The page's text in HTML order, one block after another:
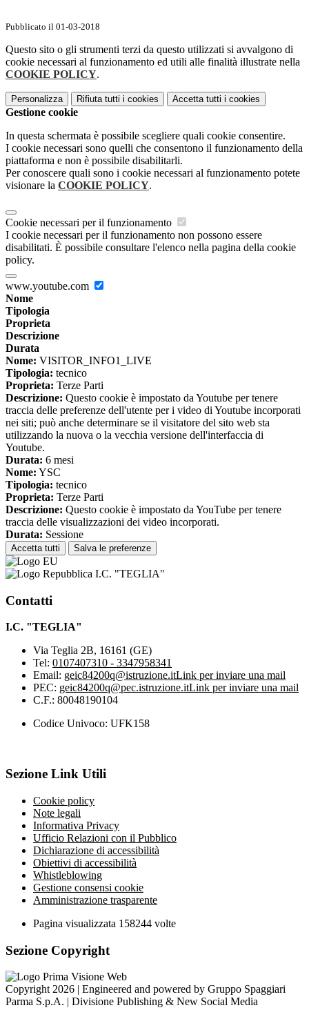
Pubblicato il 01-03-2018
Questo sito o gli strumenti terzi da questo utilizzati si avvalgono di
cookie necessari al funzionamento ed utili alle finalità illustrate nella
COOKIE POLICY.
Personalizza Rifiuta tutti i cookies Accetta tutti i cookies
Gestione cookie
In questa schermata è possibile scegliere quali cookie consentire.
I cookie necessari sono quelli che consentono il funzionamento della
piattaforma e non è possibile disabilitarli.
Per conoscere quali sono i cookie necessari al funzionamento potete
visionare la COOKIE POLICY.
Cookie necessari per il funzionamento
I cookie necessari per il funzionamento non possono essere
disabilitati. È possibile consultare l'elenco nella pagina della cookie
policy.
www.youtube.com
Nome
Tipologia
Proprieta
Descrizione
Durata
Nome: VISITOR_INFO1_LIVE
Tipologia: tecnico
Proprieta: Terze Parti
Descrizione: Questo cookie è impostato da Youtube per tenere
traccia delle preferenze dell'utente per i video di Youtube incorporati
nei siti; può anche determinare se il visitatore del sito web sta
utilizzando la nuova o la vecchia versione dell'interfaccia di
Youtube.
Durata: 6 mesi
Nome: YSC
Tipologia: tecnico
Proprieta: Terze Parti
Descrizione: Questo cookie è impostato da YouTube per tenere
traccia delle visualizzazioni dei video incorporati.
Durata: Sessione
Accetta tutti Salva le preferenze
I.C. "TEGLIA"
Contatti
I.C. "TEGLIA"
Via Teglia 2B, 16161 (GE)
Tel: 0107407310 - 3347958341
Email: geic84200q@istruzione.itLink per inviare una mail
PEC: geic84200q@pec.istruzione.itLink per inviare una mail
C.F.: 80048190104
Codice Univoco: UFK158
Sezione Link Utili
Cookie policy
Note legali
Informativa Privacy
Ufficio Relazioni con il Pubblico
Dichiarazione di accessibilità
Obiettivi di accessibilità
Whistleblowing
Gestione consensi cookie
Amministrazione trasparente
Pagina visualizzata 158244 volte
Sezione Copyright
Copyright 2026 | Engineered and powered by Gruppo Spaggiari
Parma S.p.A. | Divisione Publishing & New Social Media